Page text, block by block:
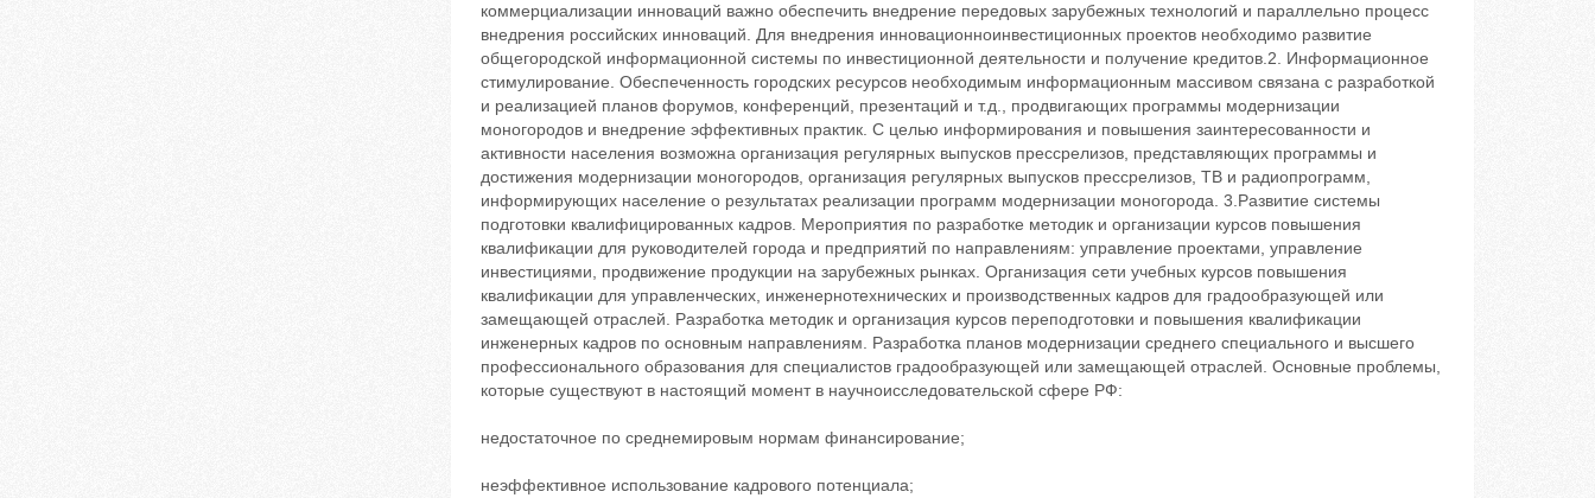
коммерциализации инноваций важно обеспечить внедрение передовых зарубежных технологий и параллельно процесс
внедрения российских инноваций. Для внедрения инновационноинвестиционных проектов необходимо развитие
общегородской информационной системы по инвестиционной деятельности и получение кредитов.2. Информационное
стимулирование. Обеспеченность городских ресурсов необходимым информационным массивом связана с разработкой
и реализацией планов форумов, конференций, презентаций и т.д., продвигающих программы модернизации
моногородов и внедрение эффективных практик. С целью информирования и повышения заинтересованности и
активности населения возможна организация регулярных выпусков прессрелизов, представляющих программы и
достижения модернизации моногородов, организация регулярных выпусков прессрелизов, ТВ и радиопрограмм,
информирующих население о результатах реализации программ модернизации моногорода. 3.Развитие системы
подготовки квалифицированных кадров. Мероприятия по разработке методик и организации курсов повышения
квалификации для руководителей города и предприятий по направлениям: управление проектами, управление
инвестициями, продвижение продукции на зарубежных рынках. Организация сети учебных курсов повышения
квалификации для управленческих, инженернотехнических и производственных кадров для градообразующей или
замещающей отраслей. Разработка методик и организация курсов переподготовки и повышения квалификации
инженерных кадров по основным направлениям. Разработка планов модернизации среднего специального и высшего
профессионального образования для специалистов градообразующей или замещающей отраслей. Основные проблемы,
которые существуют в настоящий момент в научноисследовательской сфере РФ:
недостаточное по среднемировым нормам финансирование;
неэффективное использование кадрового потенциала;